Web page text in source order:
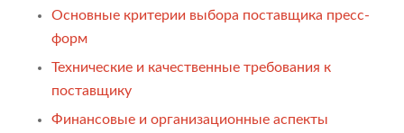
Основные критерии выбора поставщика пресс-
форм
Технические и качественные требования к
поставщику
Финансовые и организационные аспекты